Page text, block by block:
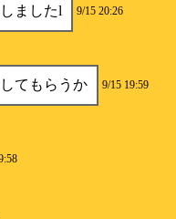
ましたl 9/15 20:26
てもらうか 9/15 19:59